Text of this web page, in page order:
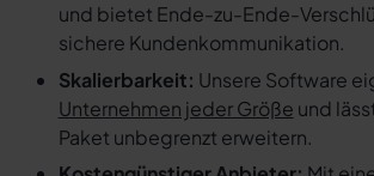
und bietet Ende-zu-Ende-
sichere Kundenkommunikation.
Skalierbarkeit: Unsere Software
Unternehmen jeder Größe und
Paket unbegrenzt erweitern.